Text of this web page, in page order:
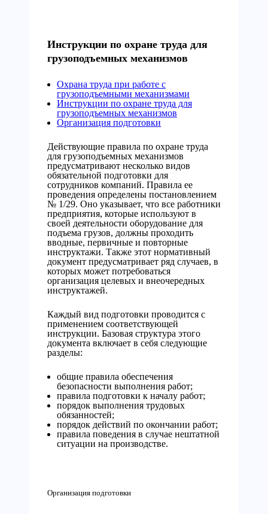
Инструкции по охране труда для
грузоподъемных механизмов
Охрана труда при работе с
грузоподъемными механизмами
Инструкции по охране труда для
грузоподъемных механизмов
Организация подготовки
Действующие правила по охране труда
для грузоподъемных механизмов
предусматривают несколько видов
обязательной подготовки для
сотрудников компаний. Правила ее
проведения определены постановлением
№ 1/29. Оно указывает, что все работники
предприятия, которые используют в
своей деятельности оборудование для
подъема грузов, должны проходить
вводные, первичные и повторные
инструктажи. Также этот нормативный
документ предусматривает ряд случаев, в
которых может потребоваться
организация целевых и внеочередных
инструктажей.
Каждый вид подготовки проводится с
применением соответствующей
инструкции. Базовая структура этого
документа включает в себя следующие
разделы:
общие правила обеспечения
безопасности выполнения работ;
правила подготовки к началу работ;
порядок выполнения трудовых
обязанностей;
порядок действий по окончании работ;
правила поведения в случае нештатной
ситуации на производстве.
Организация подготовки